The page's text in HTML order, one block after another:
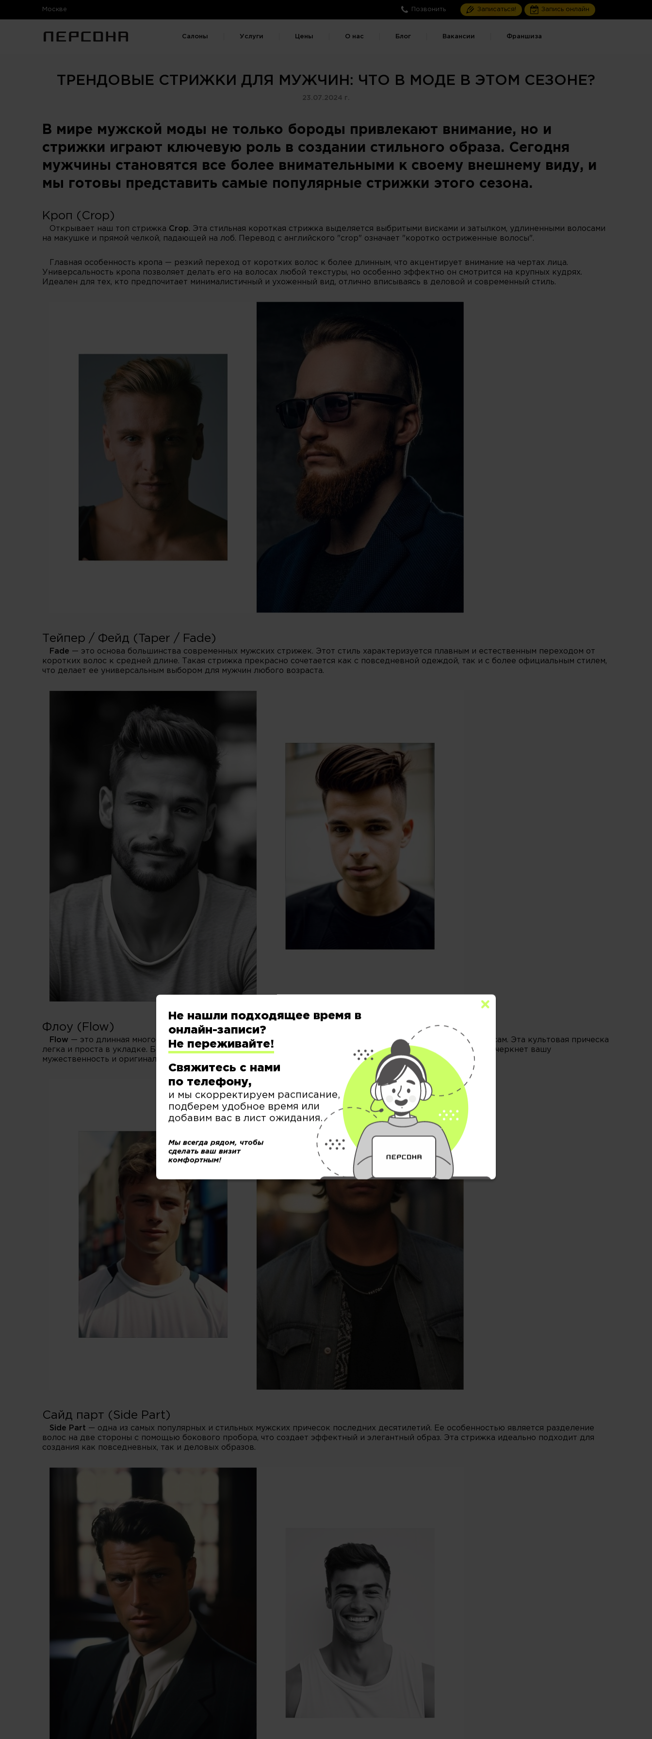
Москве Позвонить Записаться! Запись онлайн
Салоны Услуги Цены О нас Блог Вакансии Франшиза
ТРЕНДОВЫЕ СТРИЖКИ ДЛЯ МУЖЧИН: ЧТО В МОДЕ В ЭТОМ СЕЗОНЕ?
23.07.2024 г.
В мире мужской моды не только бороды привлекают внимание, но и
стрижки играют ключевую роль в создании стильного образа. Сегодня
мужчины становятся все более внимательными к своему внешнему виду, и
мы готовы представить самые популярные стрижки этого сезона.
Кроп (Crop)
Открывает наш топ стрижка Crop. Эта стильная короткая стрижка выделяется выбритыми висками и затылком, удлиненными волосами
на макушке и прямой челкой, падающей на лоб. Перевод с английского "crop" означает "коротко остриженные волосы".
Главная особенность кропа — резкий переход от коротких волос к более длинным, что акцентирует внимание на чертах лица.
Универсальность кропа позволяет делать его на волосах любой текстуры, но особенно эффектно он смотрится на крупных кудрях.
Идеален для тех, кто предпочитает минималистичный и ухоженный вид, отлично вписываясь в деловой и современный стиль.
Тейпер / Фейд (Taper / Fade)
Fade — это основа большинства современных мужских стрижек. Этот стиль характеризуется плавным и естественным переходом от
коротких волос к средней длине. Такая стрижка прекрасно сочетается как с повседневной одеждой, так и с более официальным стилем,
что делает ее универсальным выбором для мужчин любого возраста.
Флоу (Flow)
Flow — это длинная многослойная стрижка для мужчин, которые хотят придать объем и живость своим волосам. Эта культовая прическа
легка и проста в укладке. Будь то дерзкий городской стиль или небрежный университетский образ, флоу подчеркнет вашу
мужественность и оригинальность.
Сайд парт (Side Part)
Side Part — одна из самых популярных и стильных мужских причесок последних десятилетий. Ее особенностью является разделение
волос на две стороны с помощью бокового пробора, что создает эффектный и элегантный образ. Эта стрижка идеально подходит для
создания как повседневных, так и деловых образов.
Не нашли подходящее время в
онлайн-записи?
Не переживайте!
Свяжитесь с нами
по телефону,
и мы скорректируем расписание,
подберем удобное время или
добавим вас в лист ожидания.
Мы всегда рядом, чтобы
сделать ваш визит
комфортным!